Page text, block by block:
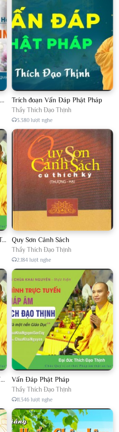
Lược Giảng về Pháp Hội Quán Âm TTHN lần 2 Trích đoạn Vấn Đáp Phật Pháp
Thầy Thích Đạo Thịnh
3.380 lượt nghe
Khai Thị Pháp Hội Trung Phong Tam Thời Hệ Niệm Quy Sơn Cảnh Sách
Thầy Thích Đạo Thịnh
2.184 lượt nghe
Giảng Giải Bộ Luận Niệm Phật Thập Yếu Năm 2018 Vấn Đáp Phật Pháp
Thầy Thích Đạo Thịnh
11.346 lượt nghe